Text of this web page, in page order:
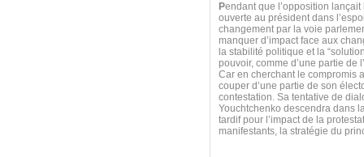
Pendant que l’opposition
ouverte au président dans
changement par la voie
manquer d’impact face aux
la stabilité politique et la
pouvoir, comme d’une partie de
Car en cherchant le compromis
couper d’une partie de son
contestation. Sa tentative de
Youchtchenko descendra dans
tardif pour l’impact de la
manifestants, la stratégie du